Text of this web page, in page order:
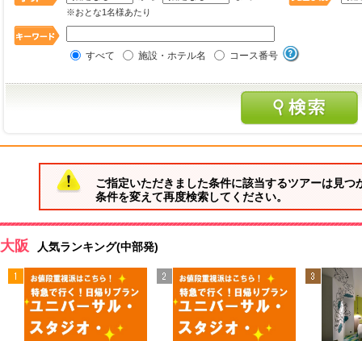
※おとな1名様あたり
すべて 施設・ホテル名 コース番号
ご指定いただきました条件に該当するツアーは見つ
条件を変えて再度検索してください。
大阪 人気ランキング(中部発)